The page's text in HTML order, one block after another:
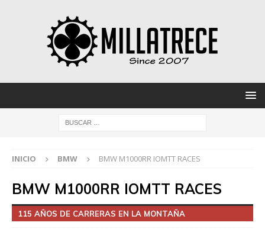
INICIO BMW BMW M1000RR IOMTT RACES
BMW M1000RR IOMTT RACES
115 AÑOS DE CARRERAS EN LA MONTAÑA